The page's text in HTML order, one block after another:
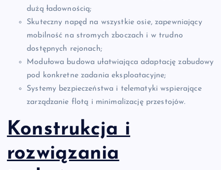
dużą ładownością;
Skuteczny napęd na wszystkie osie, zapewniający
mobilność na stromych zboczach i w trudno
dostępnych rejonach;
Modułowa budowa ułatwiająca adaptację zabudowy
pod konkretne zadania eksploatacyjne;
Systemy bezpieczeństwa i telematyki wspierające
zarządzanie flotą i minimalizację przestojów.
Konstrukcja i
rozwiązania